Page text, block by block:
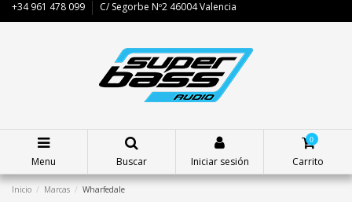
+34 961 478 099 C/ Segorbe Nº2 46004 Valencia
Menu Buscar Iniciar sesión
0
Carrito
Inicio Marcas Wharfedale